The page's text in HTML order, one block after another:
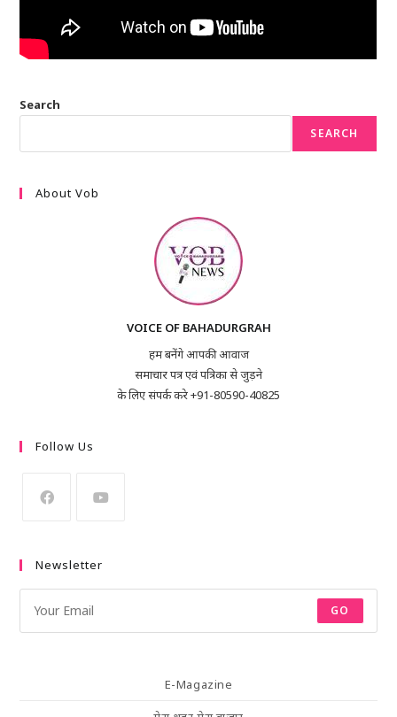
Search
SEARCH
About Vob
VOICE OF BAHADURGRAH
हम बनेंगे आपकी आवाज
समाचार पत्र एवं पत्रिका से जुड़ने
के लिए संपर्क करे +91-80590-40825
Follow Us
Newsletter
GO
E-Magazine